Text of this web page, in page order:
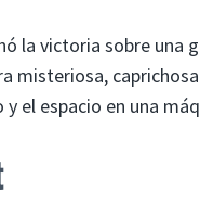
la victoria sobre una
misteriosa,
el espacio en una